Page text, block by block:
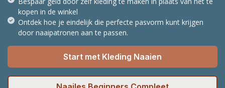
kopen in de winkel
Ontdek hoe je eindelijk die perfecte pasvorm kunt krijgen
door naaipatronen aan te passen.
Start met Kleding Naaien